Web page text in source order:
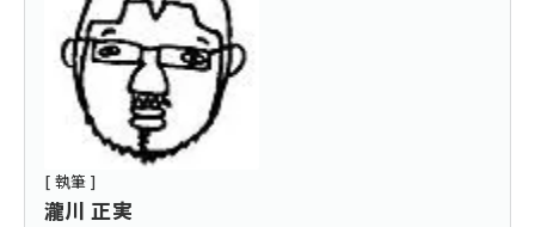
[ 執筆 ]
瀧川 正実